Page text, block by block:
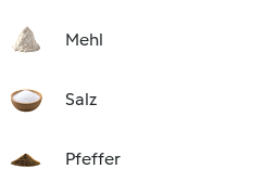
Mehl
Salz
Pfeffer